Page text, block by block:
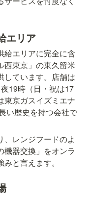
エリア
給エリアに完全に含
西東京」の東久留米
しています。店舗は
19時（日・祝は17
東京ガスイズミエナ
い歴史を持つ会社で
レンジフードのよ
機器交換」をオンラ
と言えます。